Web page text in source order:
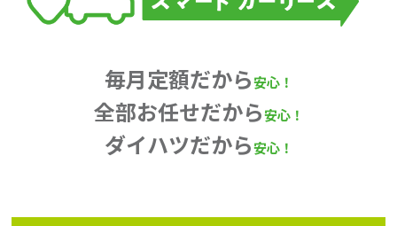
ご購入者サポート
会社情報
リコ
毎月定額だから安心！
全部お任せだから安心！
ダイハツだから安心！